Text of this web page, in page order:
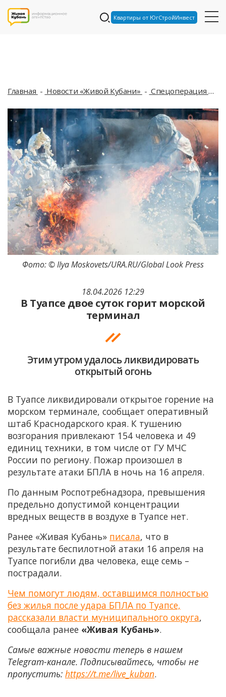
Квартиры от ЮгСтройИнвест
Главная Новости «Живой Кубани» Спецоперация
18.04.2026 12:29
В Туапсе двое суток горит морской
терминал
Этим утром удалось ликвидировать
открытый огонь
Фото: © Ilya Moskovets/URA.RU/Global Look Press
В Туапсе ликвидировали открытое горение на
морском терминале, сообщает оперативный
штаб Краснодарского края. К тушению
возгорания привлекают 154 человека и 49
единиц техники, в том числе от ГУ МЧС
России по региону. Пожар произошел в
результате атаки БПЛА в ночь на 16 апреля.
По данным Роспотребнадзора, превышения
предельно допустимой концентрации
вредных веществ в воздухе в Туапсе нет.
Ранее «Живая Кубань» писала, что в
результате беспилотной атаки 16 апреля на
Туапсе погибли два человека, еще семь –
пострадали.
Чем помогут людям, оставшимся полностью
без жилья после удара БПЛА по Туапсе,
рассказали власти муниципального округа,
сообщала ранее «Живая Кубань».
Самые важные новости теперь в нашем
Telegram-канале. Подписывайтесь, чтобы не
пропустить: https://t.me/live_kuban.